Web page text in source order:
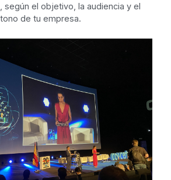
según el objetivo, la audiencia y el
tono de tu empresa.